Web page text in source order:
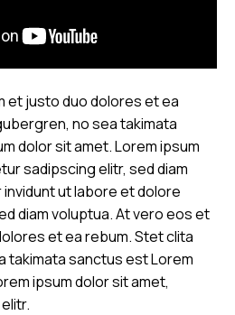
et justo duo dolores et ea
no sea takimata
dolor sit amet. Lorem ipsum
sadipscing elitr, sed diam
ut labore et dolore
diam voluptua. At vero eos et
et ea rebum. Stet clita
takimata sanctus est Lorem
ipsum dolor sit amet,